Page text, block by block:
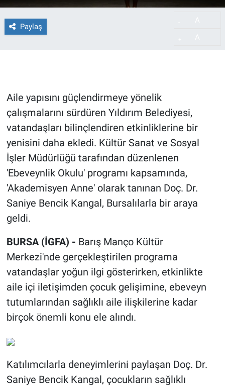
Paylaş
Aile yapısını güçlendirmeye yönelik
çalışmalarını sürdüren Yıldırım Belediyesi,
vatandaşları bilinçlendiren etkinliklerine bir
yenisini daha ekledi. Kültür Sanat ve Sosyal
İşler Müdürlüğü tarafından düzenlenen
'Ebeveynlik Okulu' programı kapsamında,
'Akademisyen Anne' olarak tanınan Doç. Dr.
Saniye Bencik Kangal, Bursalılarla bir araya
geldi.
BURSA (İGFA) - Barış Manço Kültür
Merkezi'nde gerçekleştirilen programa
vatandaşlar yoğun ilgi gösterirken, etkinlikte
aile içi iletişimden çocuk gelişimine, ebeveyn
tutumlarından sağlıklı aile ilişkilerine kadar
birçok önemli konu ele alındı.
Katılımcılarla deneyimlerini paylaşan Doç. Dr.
Saniye Bencik Kangal, çocukların sağlıklı